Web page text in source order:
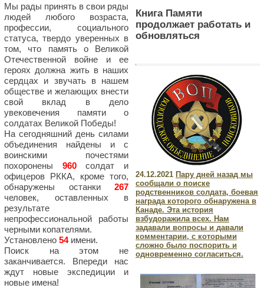
Мы рады принять в свои ряды
людей любого возраста,
профессии, социального
статуса, твердо уверенных в
том, что память о Великой
Отечественной войне и ее
героях должна жить в наших
сердцах и звучать в нашем
обществе и желающих внести
свой вклад в дело
увековечения памяти о
солдатах Великой Победы!
На сегодняшний день силами
объединения найдены и с
воинскими почестями
похоронены 960солдат и
офицеров РККА, кроме того,
обнаружены останки 267
человек, оставленных в
результате
непрофессиональной работы
черными копателями.
Установлено 54имени.
Поиск на этом не
заканчивается. Впереди нас
ждут новые экспедиции и
новые имена!
Книга Памяти
продолжает работать и
обновляться
24.12.2021 Пару дней назад мы
сообщали о поиске
родственников солдата, боевая
награда которого обнаружена в
Канаде. Эта история
взбудоражила всех. Нам
задавали вопросы и давали
комментарии, с которыми
сложно было поспорить и
одновременно согласиться.